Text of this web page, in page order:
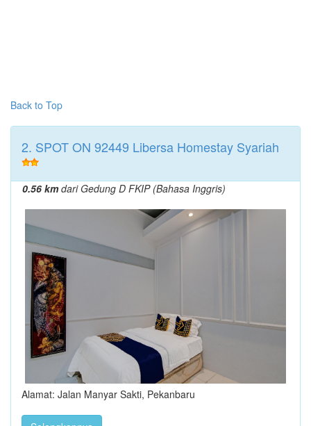
Back to Top
2. SPOT ON 92449 Libersa Homestay Syariah
0.56 kmdari Gedung D FKIP (Bahasa Inggris)
Alamat: Jalan Manyar Sakti, Pekanbaru